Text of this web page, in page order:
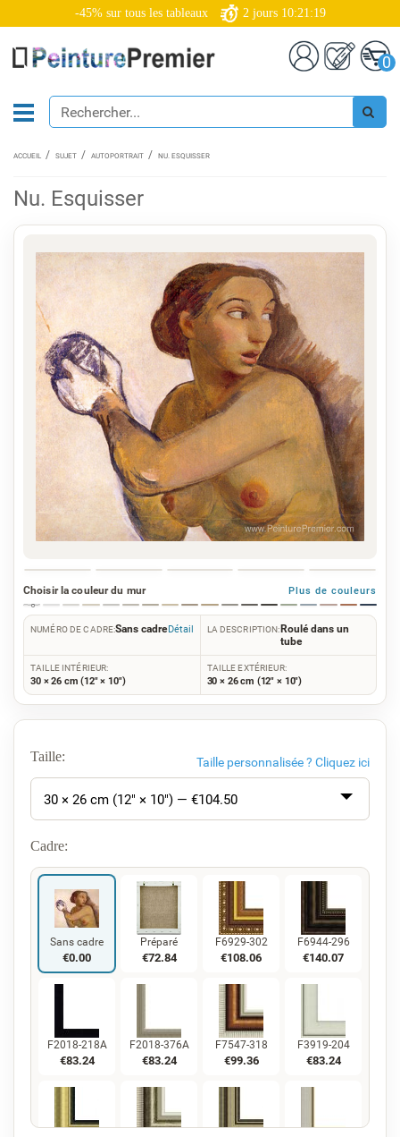
-45% sur tous les tableaux 2 jours 10:21:19
0
ACCUEIL SUJET AUTOPORTRAIT NU. ESQUISSER
Nu. Esquisser
Choisir la couleur du mur Plus de couleurs
NUMÉRO DE CADRE:Sans cadreDétail LA DESCRIPTION:Roulé dans un
tube
TAILLE INTÉRIEUR:
30 × 26 cm (12" × 10")
TAILLE EXTÉRIEUR:
30 × 26 cm (12" × 10")
Taille: Taille personnalisée ? Cliquez ici
30 × 26 cm (12" × 10") — €104.50
Cadre:
Sans cadre
€0.00
Préparé
€72.84
F6929-302
€108.06
F6944-296
€140.07
F2018-218A
€83.24
F2018-376A
€83.24
F7547-318
€99.36
F3919-204
€83.24